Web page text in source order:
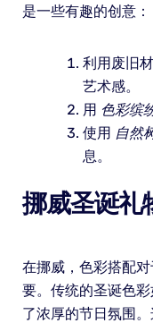
是一些有趣的创意：
利用废旧
艺术感。
用 色彩缤
使用 自然
息。
挪威圣诞礼
在挪威，色彩搭配
要。传统的圣诞色
了浓厚的节日氛围